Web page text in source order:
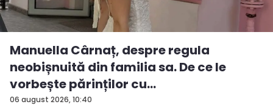
06 august 2026, 10:40
Manuella Cârnaț, despre regula
neobișnuită din familia sa. De ce le
vorbește părinților cu
„dumneavoastră...